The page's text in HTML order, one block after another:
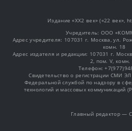
Издание «XX2 век» («22 век»,
Учредитель: OOO
Адрес учредителя: 107031 г. Москва, ул.
комн. 18
Адрес издателя и редакции: 107031 г.
2, пом. V, комн.
Телефон:
Свидетельство о регистрации СМИ
Федеральной службой по надзору в
технологий и массовых коммуникаций
Главный редактор —